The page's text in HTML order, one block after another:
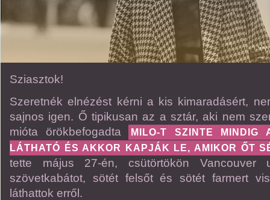
Sziasztok!
Szeretnék elnézést kérni a kis kimaradásért,
sajnos igen. Ő tipikusan az a sztár, aki nem
mióta örökbefogadta
MILO-T SZINTE MINDIG
LÁTHATÓ ÉS AKKOR KAPJÁK LE, AMIKOR ŐT
tette május 27-én, csütörtökön Vancouver
szövetkabátot, sötét felsőt és sötét farmert
láthattok erről.